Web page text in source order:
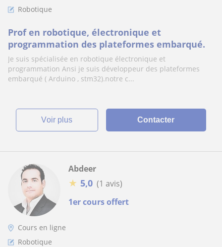
Robotique
Prof en robotique, électronique et
programmation des plateformes embarqué.
Je suis spécialisée en robotique électronique et
programmation Ansi je suis développeur des plateformes
embarqué ( Arduino , stm32).notre c...
voir plus Contacter
1er cours offert
Abdeer
★ 5,0 (1 avis)
Cours en ligne
Robotique